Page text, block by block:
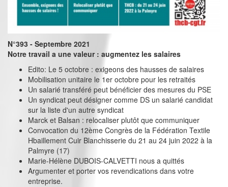
N°393 - Septembre 2021
Notre travail a une valeur : augmentez les salaires
Edito: Le 5 octobre : exigeons des hausses de salaires
Mobilisation unitaire le 1er octobre pour les retraités
Un salarié transféré peut bénéficier des mesures du PSE
Un syndicat peut désigner comme DS un salarié candidat
sur la liste d'un autre syndicat
Marck et Balsan : relocaliser plutôt que communiquer
Convocation du 12ème Congrès de la Fédération Textile
Hbaillement Cuir Blanchisserie du 21 au 24 juin 2022 à la
Palmyre (17)
Marie-Hélène DUBOIS-CALVETTI nous a quittés
Argumenter et porter vos revendications dans votre
entreprise.